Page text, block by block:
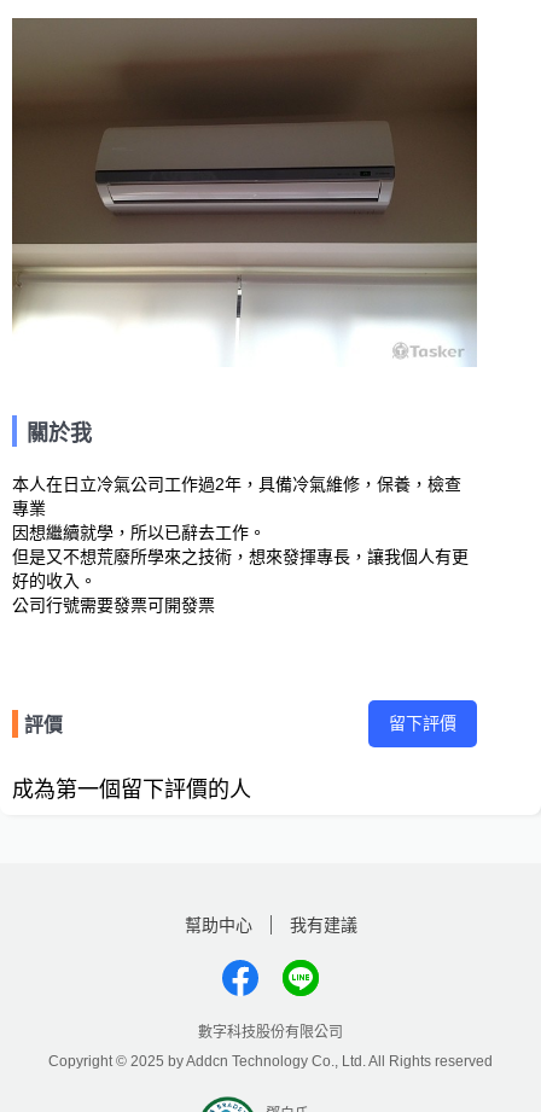
關於我
本人在日立冷氣公司工作過2年，具備冷氣維修，保養，檢查
專業
因想繼續就學，所以已辭去工作。
但是又不想荒廢所學來之技術，想來發揮專長，讓我個人有更
好的收入。
公司行號需要發票可開發票
評價 留下評價
成為第一個留下評價的人
幫助中心 我有建議
數字科技股份有限公司
Copyright © 2025 by Addcn Technology Co., Ltd. All Rights reserved